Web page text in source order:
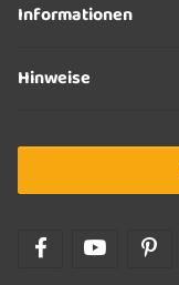
Informationen
Hinweise